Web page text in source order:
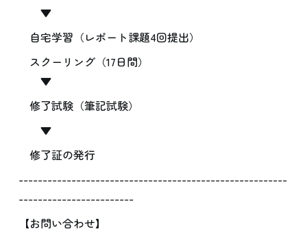
▼
自宅学習（レポート課題4回提出）
スクーリング（17日間）
▼
修了試験（筆記試験）
▼
修了証の発行
--------------------------------------------------------
------------------------
【お問い合わせ】